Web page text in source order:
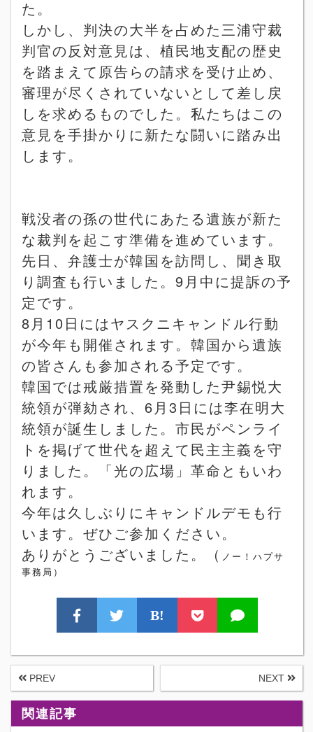
た。
しかし、判決の大半を占めた三浦守裁
判官の反対意見は、植民地支配の歴史
を踏まえて原告らの請求を受け止め、
審理が尽くされていないとして差し戻
しを求めるものでした。私たちはこの
意見を手掛かりに新たな闘いに踏み出
します。
戦没者の孫の世代にあたる遺族が新た
な裁判を起こす準備を進めています。
先日、弁護士が韓国を訪問し、聞き取
り調査も行いました。 9 月中に提訴の予
定です。
8 月 10 日にはヤスクニキャンドル行動
が今年も開催されます。韓国から遺族
の皆さんも参加される予定です。
韓国では戒厳措置を発動した尹錫悦大
統領が弾劾され、 6 月 3 日には李在明大
統領が誕生しました。市民がペンライ
トを掲げて世代を超えて民主主義を守
りました。「光の広場」革命ともいわ
れます。
今年は久しぶりにキャンドルデモも行
います。 ぜひご参加ください。
ありがとうございました。（ ノー！ ハプサ
事務局）
B!
PREV NEXT
関連記事